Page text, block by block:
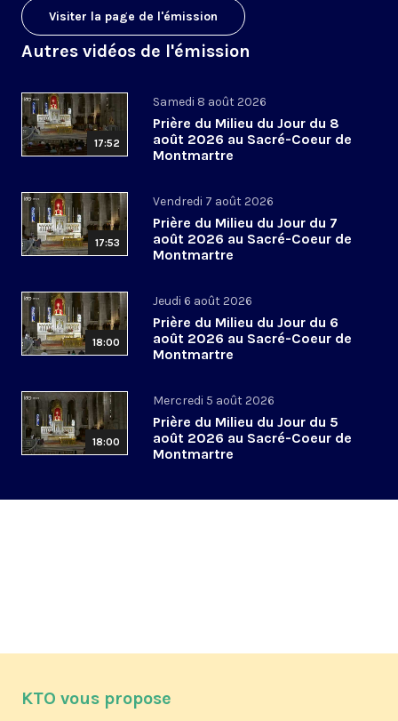
Visiter la page de l'émission
Autres vidéos de l'émission
17:52
Samedi 8 août 2026
Prière du Milieu du Jour du 8
août 2026 au Sacré-Coeur de
Montmartre
17:53
Vendredi 7 août 2026
Prière du Milieu du Jour du 7
août 2026 au Sacré-Coeur de
Montmartre
18:00
Jeudi 6 août 2026
Prière du Milieu du Jour du 6
août 2026 au Sacré-Coeur de
Montmartre
18:00
Mercredi 5 août 2026
Prière du Milieu du Jour du 5
août 2026 au Sacré-Coeur de
Montmartre
KTO vous propose